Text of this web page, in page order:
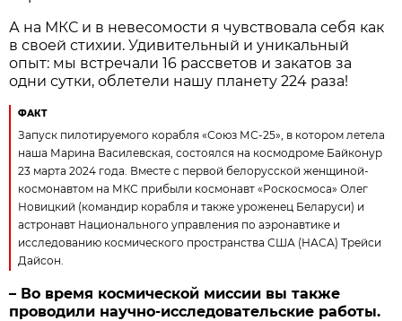
А на МКС и в невесомости я чувствовала себя как
в своей стихии. Удивительный и уникальный
опыт: мы встречали 16 рассветов и закатов за
одни сутки, облетели нашу планету 224 раза!
​ФАКТ
Запуск пилотируемого корабля «Союз МС-25», в котором летела
наша Марина Василевская, состоялся на космодроме Байконур
23 марта 2024 года. Вместе с первой белорусской женщиной-
космонавтом на МКС прибыли космонавт «Роскосмоса» Олег
Новицкий (командир корабля и также уроженец Беларуси) и
астронавт Национального управления по аэронавтике и
исследованию космического пространства США (НАСА) Трейси
Дайсон.
– Во время космической миссии вы также
проводили научно-исследовательские работы.